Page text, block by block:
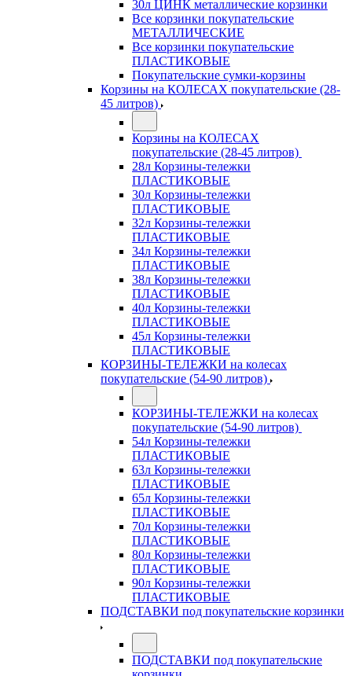
30л ЦИНК металлические корзинки
Все корзинки покупательские
МЕТАЛЛИЧЕСКИЕ
Все корзинки покупательские
ПЛАСТИКОВЫЕ
Покупательские сумки-корзины
Корзины на КОЛЕСАХ покупательские (28-
45 литров)
Корзины на КОЛЕСАХ
покупательские (28-45 литров)
28л Корзины-тележки
ПЛАСТИКОВЫЕ
30л Корзины-тележки
ПЛАСТИКОВЫЕ
32л Корзины-тележки
ПЛАСТИКОВЫЕ
34л Корзины-тележки
ПЛАСТИКОВЫЕ
38л Корзины-тележки
ПЛАСТИКОВЫЕ
40л Корзины-тележки
ПЛАСТИКОВЫЕ
45л Корзины-тележки
ПЛАСТИКОВЫЕ
КОРЗИНЫ-ТЕЛЕЖКИ на колесах
покупательские (54-90 литров)
КОРЗИНЫ-ТЕЛЕЖКИ на колесах
покупательские (54-90 литров)
54л Корзины-тележки
ПЛАСТИКОВЫЕ
63л Корзины-тележки
ПЛАСТИКОВЫЕ
65л Корзины-тележки
ПЛАСТИКОВЫЕ
70л Корзины-тележки
ПЛАСТИКОВЫЕ
80л Корзины-тележки
ПЛАСТИКОВЫЕ
90л Корзины-тележки
ПЛАСТИКОВЫЕ
ПОДСТАВКИ под покупательские корзинки
ПОДСТАВКИ под покупательские